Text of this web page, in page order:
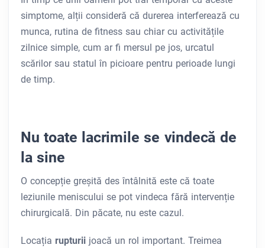
simptome, alții consideră că durerea interferează cu
munca, rutina de fitness sau chiar cu activitățile
zilnice simple, cum ar fi mersul pe jos, urcatul
scărilor sau statul în picioare pentru perioade lungi
de timp.
Nu toate lacrimile se vindecă de
la sine
O concepție greșită des întâlnită este că toate
leziunile meniscului se pot vindeca fără intervenție
chirurgicală. Din păcate, nu este cazul.
Locația rupturii joacă un rol important. Treimea